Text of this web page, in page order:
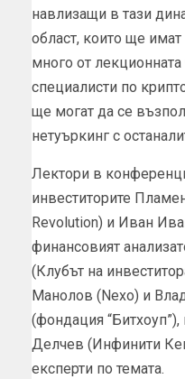
навлизащи в тази
област, които ще
много от лекционната
специалисти по
ще могат да се
нетуъркинг с
Лектори в
инвеститорите
Revolution) и Иван
финансовият
(Клубът на
Манолов (Nexo) и
(фондация
Делчев (Инфинити
експерти по темата.